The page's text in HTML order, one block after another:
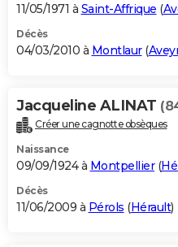
11/05/1971 à Saint-Affrique (
Décès
04/03/2010 à Montlaur(
Jacqueline ALINAT
Créer une cagnotte obsèques
Naissance
09/09/1924 à Montpellier(
Décès
11/06/2009 à Pérols (Hérault)